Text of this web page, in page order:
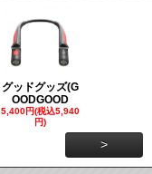
グッドグッズ(G
OODGOOD
5,400円(税込5,940
円)
>